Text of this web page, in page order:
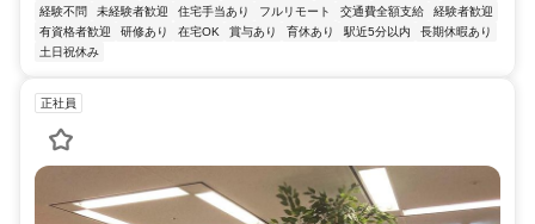
経験不問
未経験者歓迎 住宅手当あり フルリモート 交通費全額支給
経験者歓迎
有資格者歓迎
研修あり 在宅OK 賞与あり 育休あり 駅近5分以内
長期休暇あり
土日祝休み
正社員